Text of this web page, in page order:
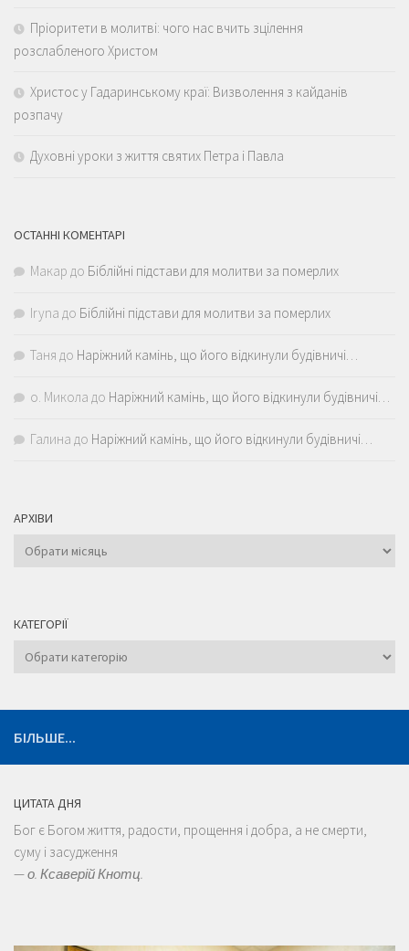
Пріоритети в молитві: чого нас вчить зцілення
розслабленого Христом
Христос у Гадаринському краї: Визволення з кайданів
розпачу
Духовні уроки з життя святих Петра і Павла
ОСТАННІ КОМЕНТАРІ
Макар до Біблійні підстави для молитви за померлих
Iryna до Біблійні підстави для молитви за померлих
Таня до Наріжний камінь, що його відкинули будівничі…
о. Микола до Наріжний камінь, що його відкинули будівничі…
Галина до Наріжний камінь, що його відкинули будівничі…
АРХІВИ
Архіви
КАТЕГОРІЇ
Категорії
БІЛЬШЕ...
ЦИТАТА ДНЯ
Бог є Богом життя, радости, прощення і добра, а не смерти,
суму і засудження
—о. Ксаверій Кнотц.